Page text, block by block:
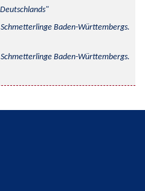
Baden-Württembergs.
Baden-Württembergs.